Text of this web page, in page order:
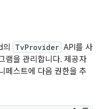
TvProvider API를 사
램을 관리합니다. 제공자
페스트에 다음 권한을 추